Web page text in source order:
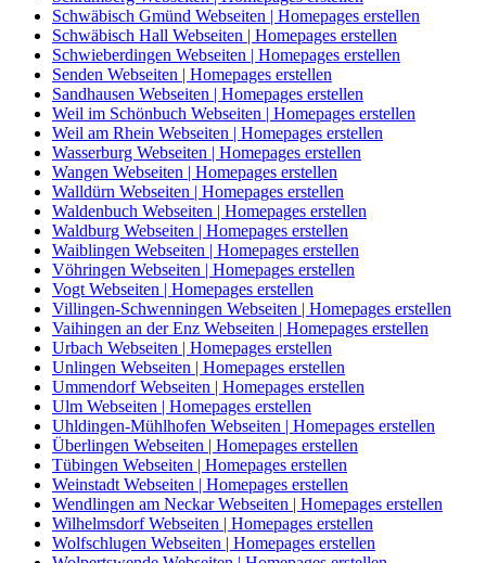
Schwäbisch Gmünd Webseiten | Homepages erstellen
Schwäbisch Hall Webseiten | Homepages erstellen
Schwieberdingen Webseiten | Homepages erstellen
Senden Webseiten | Homepages erstellen
Sandhausen Webseiten | Homepages erstellen
Weil im Schönbuch Webseiten | Homepages erstellen
Weil am Rhein Webseiten | Homepages erstellen
Wasserburg Webseiten | Homepages erstellen
Wangen Webseiten | Homepages erstellen
Walldürn Webseiten | Homepages erstellen
Waldenbuch Webseiten | Homepages erstellen
Waldburg Webseiten | Homepages erstellen
Waiblingen Webseiten | Homepages erstellen
Vöhringen Webseiten | Homepages erstellen
Vogt Webseiten | Homepages erstellen
Villingen-Schwenningen Webseiten | Homepages erstellen
Vaihingen an der Enz Webseiten | Homepages erstellen
Urbach Webseiten | Homepages erstellen
Unlingen Webseiten | Homepages erstellen
Ummendorf Webseiten | Homepages erstellen
Ulm Webseiten | Homepages erstellen
Uhldingen-Mühlhofen Webseiten | Homepages erstellen
Überlingen Webseiten | Homepages erstellen
Tübingen Webseiten | Homepages erstellen
Weinstadt Webseiten | Homepages erstellen
Wendlingen am Neckar Webseiten | Homepages erstellen
Wilhelmsdorf Webseiten | Homepages erstellen
Wolfschlugen Webseiten | Homepages erstellen